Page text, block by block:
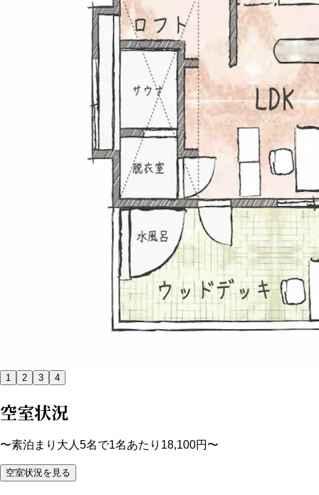
1 2 3 4
空室状況
〜素泊まり大人5名で1名あたり18,100円〜
空室状況を見る